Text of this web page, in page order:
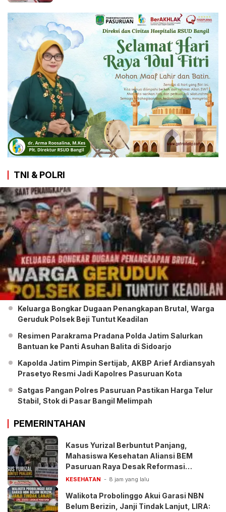
TNI & POLRI
Keluarga Bongkar Dugaan Penangkapan Brutal, Warga
Geruduk Polsek Beji Tuntut Keadilan
Resimen Parakrama Pradana Polda Jatim Salurkan
Bantuan ke Panti Asuhan Balita di Sidoarjo
Kapolda Jatim Pimpin Sertijab, AKBP Arief Ardiansyah
Prasetyo Resmi Jadi Kapolres Pasuruan Kota
Satgas Pangan Polres Pasuruan Pastikan Harga Telur
Stabil, Stok di Pasar Bangil Melimpah
PEMERINTAHAN
Kasus Yurizal Berbuntut Panjang,
Mahasiswa Kesehatan Aliansi BEM
Pasuruan Raya Desak Reformasi
Pelayanan BPJS
KESEHATAN 8 jam yang lalu
Walikota Probolinggo Akui Garasi NBN
Belum Berizin, Janji Tindak Lanjut, LIRA: